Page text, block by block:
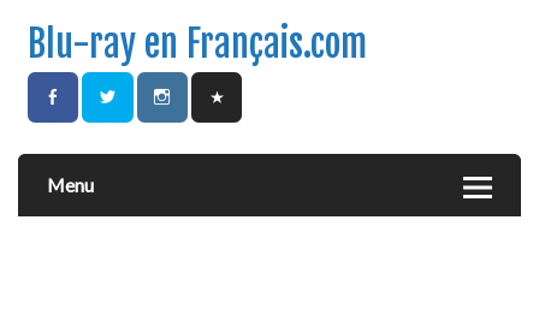
Blu-ray en Français.com
Menu